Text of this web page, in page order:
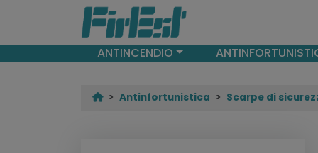
ANTINCENDIO
Antinfortunistica Scarpe di